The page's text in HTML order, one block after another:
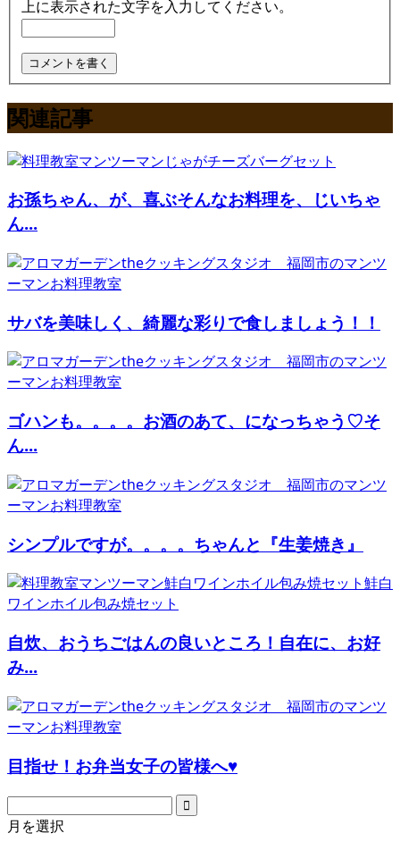
上に表示された文字を入力してください。
関連記事
お孫ちゃん、が、喜ぶそんなお料理を、じいちゃ
ん...
サバを美味しく、綺麗な彩りで食しましょう！！
ゴハンも。。。。お酒のあて、になっちゃう♡そ
ん...
シンプルですが。。。。ちゃんと『生姜焼き』
自炊、おうちごはんの良いところ！自在に、お好
み...
目指せ！お弁当女子の皆様へ♥
月を選択